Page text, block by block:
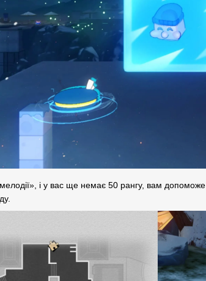
і у вас ще немає 50 рангу, вам допоможе